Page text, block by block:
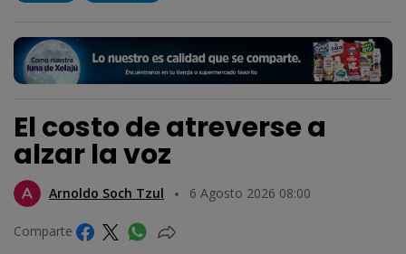
El costo de atreverse a
alzar la voz
Arnoldo Soch Tzul 6 Agosto 2026 08:00
Comparte